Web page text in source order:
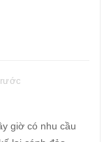
giờ có nhu cầu